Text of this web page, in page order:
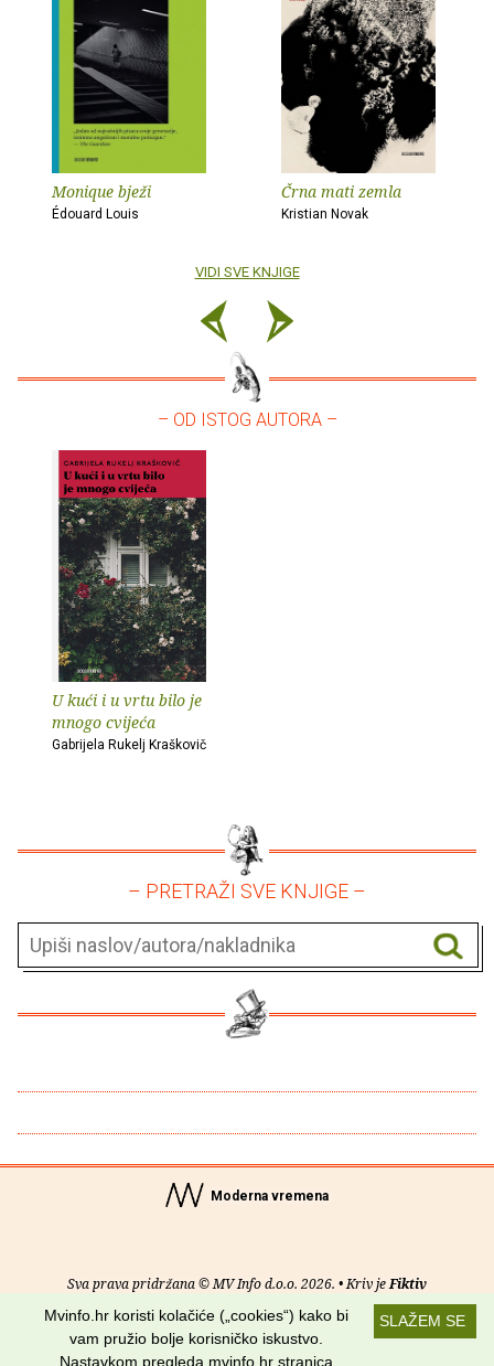
Monique bježi
Édouard Louis
Črna mati zemla
Kristian Novak
VIDI SVE KNJIGE
– OD ISTOG AUTORA –
U kući i u vrtu bilo je
mnogo cvijeća
Gabrijela Rukelj Kraškovič
– PRETRAŽI SVE KNJIGE –
Moderna vremena
Sva prava pridržana © MV Info d.o.o. 2026. • Kriv jeFiktiv
Uvjeti korištenja RSS kanaliSLAŽEM SE
Mvinfo.hr koristi kolačiće („cookies“) kako bi
vam pružio bolje korisničko iskustvo.
Nastavkom pregleda mvinfo.hr stranica